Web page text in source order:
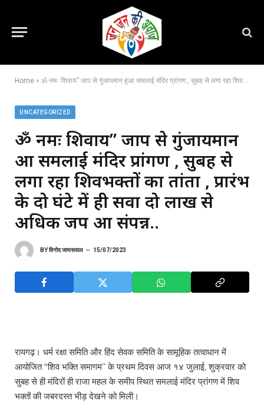
Home » ॐ नमः शिवाय” जाप से गुंजायमान हुआ समलाई मंदिर प्रांगण , सुबह से लगा रहा शिवभक्तों का तांता , प्रारंभ के दो घंटे में ही सवा दो लाख से अधिक जप हुआ संपन्न..
UNCATEGORIZED
ॐ नमः शिवाय” जाप से गुंजायमान
हुआ समलाई मंदिर प्रांगण , सुबह से
लगा रहा शिवभक्तों का तांता , प्रारंभ
के दो घंटे में ही सवा दो लाख से
अधिक जप हुआ संपन्न..
BYविनोद जायसवाल 15/07/2023
रायगढ़। धर्म रक्षा समिति और हिंद सेवक समिति के सामूहिक तत्वाधान में
आयोजित “शिव भक्ति समागम” के प्रथम दिवस आज १४ जुलाई, शुक्रवार को
सुबह से ही मंदिरों ही राजा महल के समीप स्थित समलाई मंदिर प्रांगण में शिव
भक्तों की जबरदस्त भीड़ देखने को मिली।